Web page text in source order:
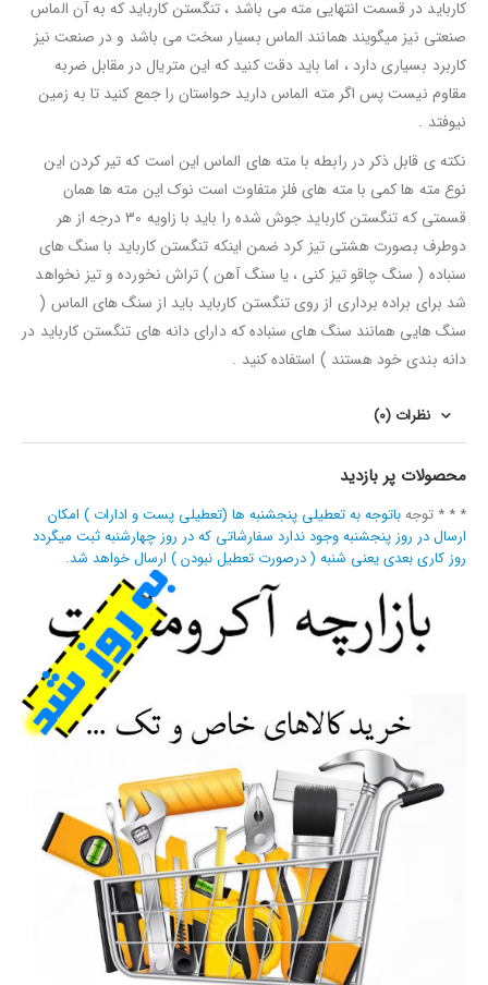
کارباید در قسمت انتهایی مته می باشد ، تنگستن کارباید که به آن الماس
صنعتی نیز میگویند همانند الماس بسیار سخت می باشد و در صنعت نیز
کاربرد بسیاری دارد ، اما باید دقت کنید که این متریال در مقابل ضربه
مقاوم نیست پس اگر مته الماس دارید حواستان را جمع کنید تا به زمین
نیوفتد .
نکته ی قابل ذکر در رابطه با مته های الماس این است که تیر کردن این
نوع مته ها کمی با مته های فلز متفاوت است نوک این مته ها همان
قسمتی که تنگستن کارباید جوش شده را باید با زاویه 30 درجه از هر
دوطرف بصورت هشتی تیز کرد ضمن اینکه تنگستن کارباید با سنگ های
سنباده ( سنگ چاقو تیز کنی ، یا سنگ آهن ) تراش نخورده و تیز نخواهد
شد برای براده برداری از روی تنگستن کارباید باید از سنگ های الماس (
سنگ هایی همانند سنگ های سنباده که دارای دانه های تنگستن کارباید در
دانه بندی خود هستند ) استفاده کنید .
نظرات (0)
محصولات پر بازدید
* * * توجهباتوجه به تعطیلی پنجشنبه ها (تعطیلی پست و ادارات ) امکان
ارسال در روز پنجشنبه وجود ندارد سفارشاتی که در روز چهارشنبه ثبت میگردد
روز کاری بعدی یعنی شنبه ( درصورت تعطیل نبودن ) ارسال خواهد شد.